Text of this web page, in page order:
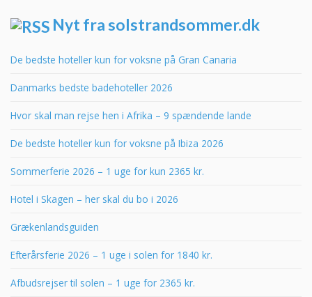
Nyt fra solstrandsommer.dk
De bedste hoteller kun for voksne på Gran Canaria
Danmarks bedste badehoteller 2026
Hvor skal man rejse hen i Afrika – 9 spændende lande
De bedste hoteller kun for voksne på Ibiza 2026
Sommerferie 2026 – 1 uge for kun 2365 kr.
Hotel i Skagen – her skal du bo i 2026
Grækenlandsguiden
Efterårsferie 2026 – 1 uge i solen for 1840 kr.
Afbudsrejser til solen – 1 uge for 2365 kr.